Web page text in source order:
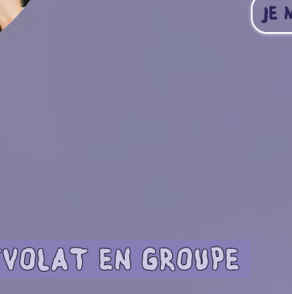
JE
EN GROUPE